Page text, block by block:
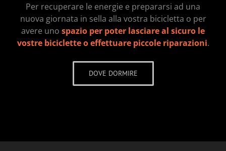
Per recuperare le energie e prepararsi ad una
nuova giornata in sella alla vostra bicicletta o per
avere uno spazio per poter lasciare al sicuro le
vostre biciclette o effettuare piccole riparazioni.
DOVE DORMIRE